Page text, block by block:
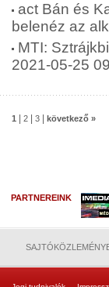
act Bán és
belenéz az
MTI:
2021-05-25
1 2 3 következő »
PARTNEREINK